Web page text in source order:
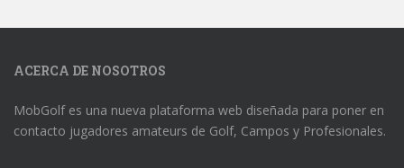
ACERCA DE NOSOTROS
MobGolf es una nueva plataforma web diseñada para poner en
contacto jugadores amateurs de Golf, Campos y Profesionales.